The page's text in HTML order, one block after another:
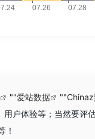
""爱站数据 ""
户体验等；当然要评
！